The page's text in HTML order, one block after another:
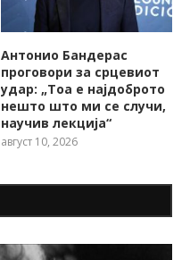
Антонио Бандерас
проговори за срцевиот
удар: „Тоа е најдоброто
нешто што ми се случи,
научив лекција“
август 10, 2026